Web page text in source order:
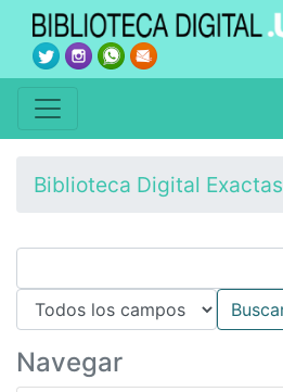
Biblioteca Digital Exactas
Navegar